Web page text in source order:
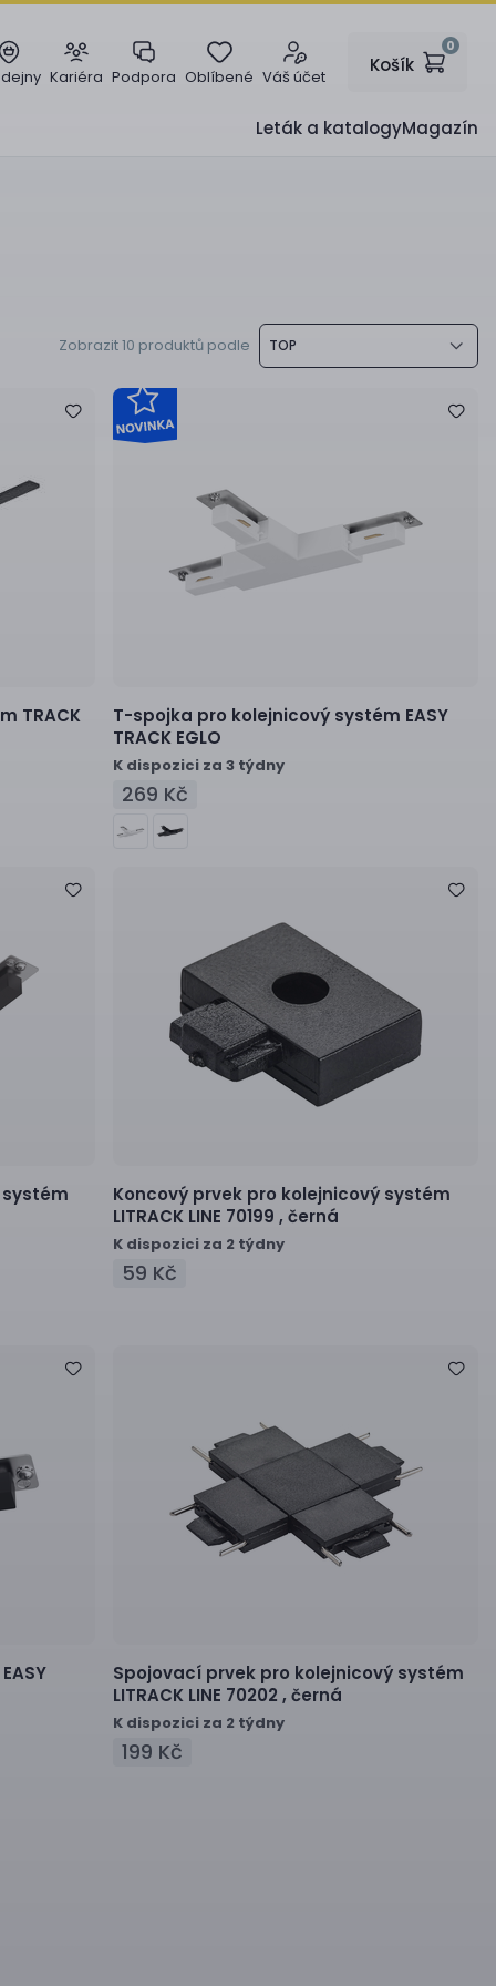
Kariéra Podpora Oblíbené Váš účet
Košík
0
Leták a katalogyMagazín
TOP
Zobrazit 10 produktů podle
TRACK
T-spojka pro kolejnicový systém EASY
TRACK EGLO
K dispozici za 3 týdny
269 Kč
Koncový prvek pro kolejnicový systém
LITRACK LINE 70199 , černá
K dispozici za 2 týdny
59 Kč
EASY
Spojovací prvek pro kolejnicový systém
LITRACK LINE 70202 , černá
K dispozici za 2 týdny
199 Kč